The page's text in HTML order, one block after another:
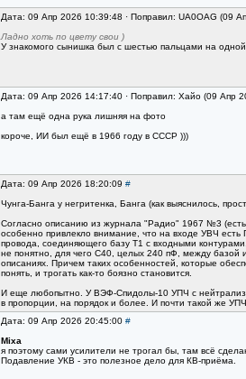
Дата: 09 Апр 2026 10:39:48 · Поправил: UA0OAG (09
Ладно хоть по цвету свои )
У знакомого сынишка был с шестью пальцами на
Дата: 09 Апр 2026 14:17:40 · Поправил: Хайо (09 Апр
а там ещё одна рука лишняя на фото
короче, ИИ был ещё в 1966 году в СССР )))
Дата: 09 Апр 2026 18:20:09 #
Чунга-Банга у негритенка, Банга (как выяснилось,
Согласно описанию из журнала "Радио" 1967 №3 (есть
особенно привлекло внимание, что на входе УВЧ
провода, соединяющего базу Т1 с входными
не понятно, для чего С40, целых 240 пФ, между базой
описаниях. Причем таких особенностей, которые
понять, и трогать как-то боязно становится.
И еще любопытно. У ВЭФ-Спидолы-10 УПЧ с
в пропорции, на порядок и более. И почти такой же
Дата: 09 Апр 2026 20:45:00 #
Mixa
я поэтому сами усилители не трогал бы, там всё
Подавление УКВ - это полезное дело для КВ-приёма.